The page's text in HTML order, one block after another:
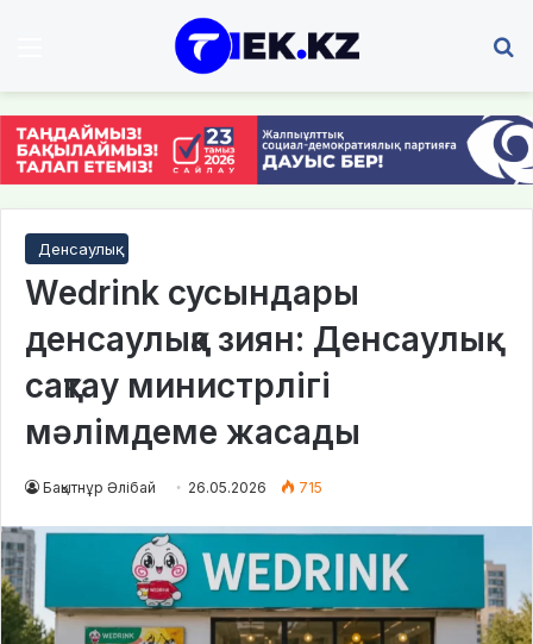
Денсаулық
Wedrink сусындары
денсаулыққа зиян: Денсаулық
сақтау министрлігі
мәлімдеме жасады
Бақытнұр Әлібай 26.05.2026 715